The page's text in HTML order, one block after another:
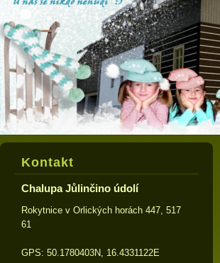
Kontakt
Chalupa Jůlinčino údolí
Rokytnice v Orlických horách 447, 517
61
GPS: 50.1780403N, 16.4331122E